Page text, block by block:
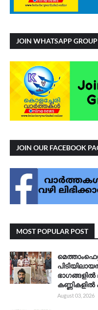
JOIN WHATSAPP GROUP
JOIN OUR FACEBOOK
MOST POPULAR POST
കണ്ണികളിൽ
August 03, 2026